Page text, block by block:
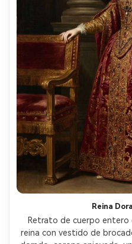
Reina
Retrato de cuerpo
reina con vestido de